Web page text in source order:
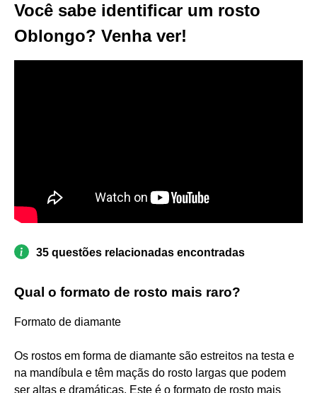
Você sabe identificar um rosto
Oblongo? Venha ver!
35 questões relacionadas encontradas
Qual o formato de rosto mais raro?
Formato de diamante
Os rostos em forma de diamante são estreitos na testa e
na mandíbula e têm maçãs do rosto largas que podem
ser altas e dramáticas. Este é o formato de rosto mais